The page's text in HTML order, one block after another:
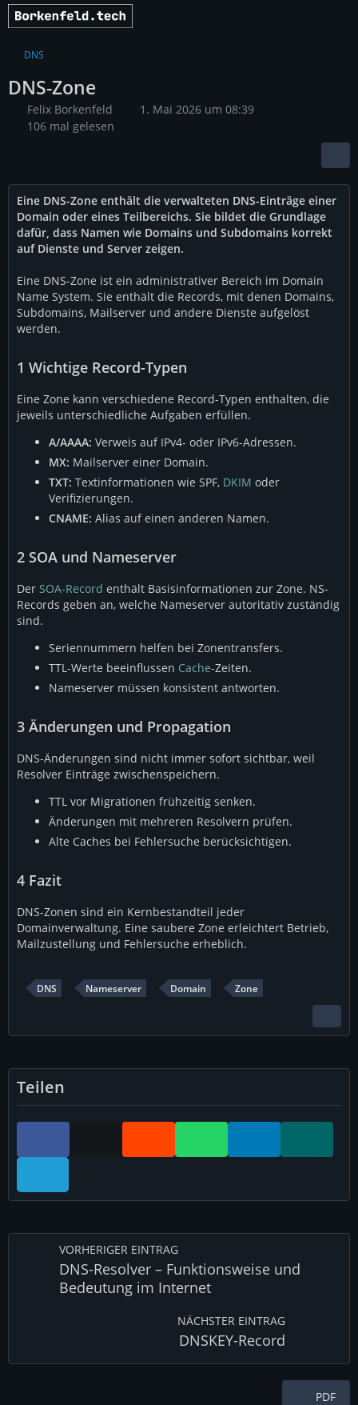
DNS
DNS-Zone
Felix Borkenfeld
1. Mai 2026 um 08:39
106 mal gelesen
Eine DNS-Zone enthält die verwalteten DNS-Einträge einer
Domain oder eines Teilbereichs. Sie bildet die Grundlage
dafür, dass Namen wie Domains und Subdomains korrekt
auf Dienste und Server zeigen.
Eine DNS-Zone ist ein administrativer Bereich im Domain
Name System. Sie enthält die Records, mit denen Domains,
Subdomains, Mailserver und andere Dienste aufgelöst
werden.
1 Wichtige Record-Typen
Eine Zone kann verschiedene Record-Typen enthalten, die
jeweils unterschiedliche Aufgaben erfüllen.
A/AAAA: Verweis auf IPv4- oder IPv6-Adressen.
MX: Mailserver einer Domain.
TXT: Textinformationen wie SPF, DKIM oder
Verifizierungen.
CNAME: Alias auf einen anderen Namen.
2 SOA und Nameserver
Der SOA-Record enthält Basisinformationen zur Zone. NS-
Records geben an, welche Nameserver autoritativ zuständig
sind.
Seriennummern helfen bei Zonentransfers.
TTL-Werte beeinflussen Cache-Zeiten.
Nameserver müssen konsistent antworten.
3 Änderungen und Propagation
DNS-Änderungen sind nicht immer sofort sichtbar, weil
Resolver Einträge zwischenspeichern.
TTL vor Migrationen frühzeitig senken.
Änderungen mit mehreren Resolvern prüfen.
Alte Caches bei Fehlersuche berücksichtigen.
4 Fazit
DNS-Zonen sind ein Kernbestandteil jeder
Domainverwaltung. Eine saubere Zone erleichtert Betrieb,
Mailzustellung und Fehlersuche erheblich.
DNS Nameserver Domain Zone
Teilen
VORHERIGER EINTRAG
DNS-Resolver – Funktionsweise und
Bedeutung im Internet
NÄCHSTER EINTRAG
DNSKEY-Record
PDF